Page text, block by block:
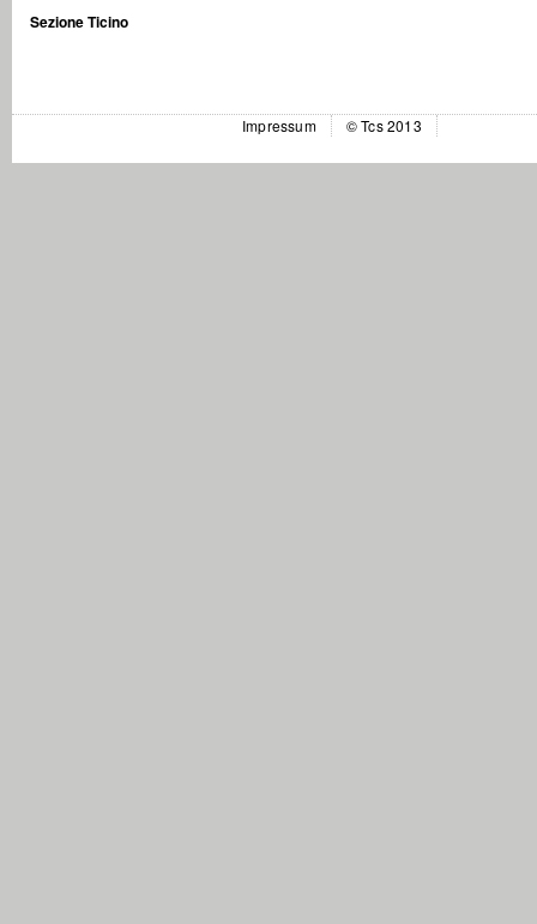
Sezione Ticino
Impressum © Tcs 2013